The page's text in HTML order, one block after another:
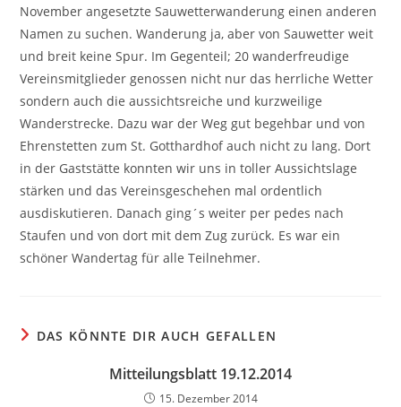
November angesetzte Sauwetterwanderung einen anderen
Namen zu suchen. Wanderung ja, aber von Sauwetter weit
und breit keine Spur. Im Gegenteil; 20 wanderfreudige
Vereinsmitglieder genossen nicht nur das herrliche Wetter
sondern auch die aussichtsreiche und kurzweilige
Wanderstrecke. Dazu war der Weg gut begehbar und von
Ehrenstetten zum St. Gotthardhof auch nicht zu lang. Dort
in der Gaststätte konnten wir uns in toller Aussichtslage
stärken und das Vereinsgeschehen mal ordentlich
ausdiskutieren. Danach ging´s weiter per pedes nach
Staufen und von dort mit dem Zug zurück. Es war ein
schöner Wandertag für alle Teilnehmer.
DAS KÖNNTE DIR AUCH GEFALLEN
Mitteilungsblatt 19.12.2014
15. Dezember 2014